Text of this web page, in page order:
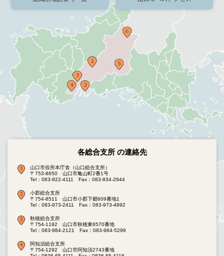
各総合支所 の連絡先
山口市役所本庁舎（山口総合支所）
〒753-8650 山口市亀山町2番1号
Tel：083-922-4111
Fax：083-934-2944
小郡総合支所
〒754-8511 山口市小郡下郷609番地1
Tel：083-973-2411
Fax：083-973-4892
秋穂総合支所
〒754-1192 山口市秋穂東6570番地
Tel：083-984-2121
Fax：083-984-5299
阿知須総合支所
〒754-1292 山口市阿知須2743番地